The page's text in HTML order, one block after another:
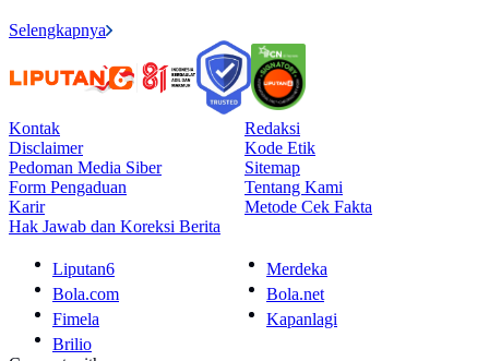
Selengkapnya
Kontak
Redaksi
Disclaimer
Kode Etik
Pedoman Media Siber
Sitemap
Form Pengaduan
Tentang Kami
Karir
Metode Cek Fakta
Hak Jawab dan Koreksi Berita
Liputan6
Merdeka
Bola.com
Bola.net
Fimela
Kapanlagi
Brilio